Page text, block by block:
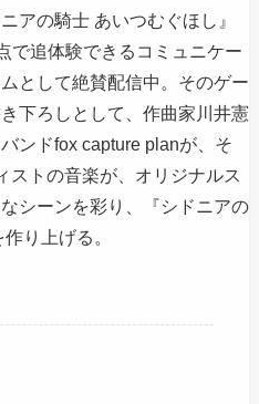
アの騎士 あいつむぐほし』
で追体験できるコミュニケー
として絶賛配信中。そのゲー
下ろしとして、作曲家川井憲
ンドfox capture planが、そ
ストの音楽が、オリジナルス
シーンを彩り、『シドニアの
り上げる。